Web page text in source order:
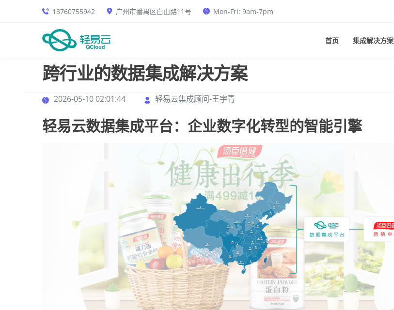
13760755942 广州市番禺区白山路11号 Mon-Fri: 9am-7pm
首页 集成解决方案
跨行业的数据集成解决方案
2026-05-10 02:01:44 轻易云集成顾问-王宇青
轻易云数据集成平台：企业数字化转型的智能引擎